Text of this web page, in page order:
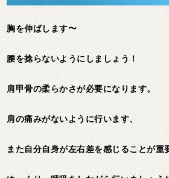
胸を伸ばします〜
腰を捻らないようにしましょう！
肩甲骨の柔らかさが必要になります。
肩の痛みがないように行います、
また自分自身が左右差を感じることが重